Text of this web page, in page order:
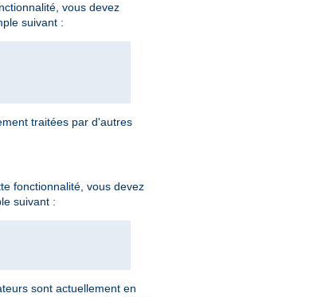
vous devez
suivant :
traitées par d'autres
fonctionnalité, vous devez
suivant :
sont actuellement en